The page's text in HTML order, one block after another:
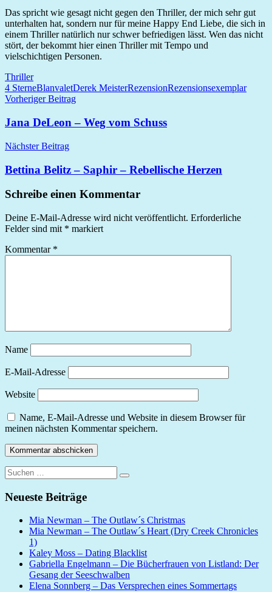
Das spricht wie gesagt nicht gegen den Thriller, der mich sehr gut
unterhalten hat, sondern nur für meine Happy End Liebe, die sich in
einem Thriller natürlich nur schwer befriedigen lässt. Wen das nicht
stört, der bekommt hier einen Thriller mit Tempo und
vielschichtigen Personen.
Thriller
4 SterneBlanvaletDerek MeisterRezensionRezensionsexemplar
Beitragsnavigation
Vorheriger Beitrag
Jana DeLeon – Weg vom Schuss
Nächster Beitrag
Bettina Belitz – Saphir – Rebellische Herzen
Schreibe einen Kommentar
Deine E-Mail-Adresse wird nicht veröffentlicht. Erforderliche
Felder sind mit * markiert
Kommentar *
Name
E-Mail-Adresse
Website
Name, E-Mail-Adresse und Website in diesem Browser für
meinen nächsten Kommentar speichern.
Suchen
nach:
Suchen
Neueste Beiträge
Mia Newman – The Outlaw´s Christmas
Mia Newman – The Outlaw´s Heart (Dry Creek Chronicles
1)
Kaley Moss – Dating Blacklist
Gabriella Engelmann – Die Bücherfrauen von Listland: Der
Gesang der Seeschwalben
Elena Sonnberg – Das Versprechen eines Sommertags